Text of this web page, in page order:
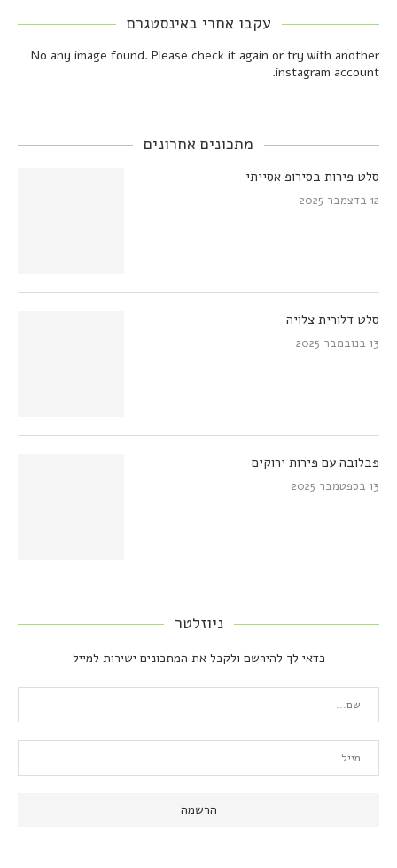
עקבו אחרי באינסטגרם
No any image found. Please check it again or try with another
instagram account.
מתכונים אחרונים
סלט פירות בסירופ אסייתי
12 בדצמבר 2025
סלט דלורית צלויה
13 בנובמבר 2025
פבלובה עם פירות ירוקים
13 בספטמבר 2025
ניוזלטר
כדאי לך להירשם ולקבל את המתכונים ישירות למייל